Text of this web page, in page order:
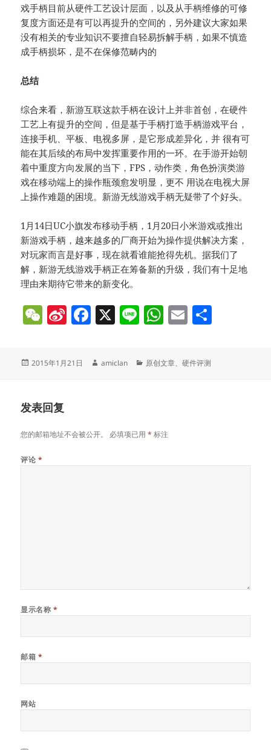
戏手柄目前从硬件工艺设计层面，以及从手柄维修的可修
复度方面还是有可以再提升的空间的，另外建议大家如果
没有相关的专业知识不要擅自轻易拆解手柄，如果不慎造
成手柄损坏，是不在保修范畴内的
总结
综合来看，新游互联这款手柄在设计上并非首创，在硬件
工艺上有提升的空间，但是基于手柄打造手柄游戏平台，
连接手机、平板、电视多屏，是它形成差异化，并 很有可
能在其后续的布局中发挥重要作用的一环。在手游开始朝
着中重度方向发展的当下，FPS，动作类，角色扮演类游
戏在移动端上的操作瓶颈愈发明显，更不 用说在电视大屏
上操作难题的困境。新游无线游戏手柄无疑带了个好头。
1月14日UC小旗发布移动手柄，1月20日小米游戏或推出
新游戏手柄，越来越多的厂商开始为操作提供解决方案，
对玩家而言是好事，现在就看谁能抢得先机。据我们了
解，新游无线游戏手柄正在筹备新的升级，我们有十足地
理由来期待它带来的新变化。
W
e
C
h
Si
n
a
W
o
F
a
c
e
o
X Li
n
e
W
h
at
s
p
E
m
ai
l
发
2015年1月21日
作
amiclan
分
原创文章、硬件评测
发表回复
您的邮箱地址不会被公开。 必填项已用* 标注
评论 *
显示名称 *
邮箱 *
网站